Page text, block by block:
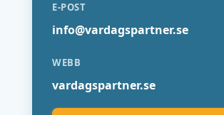
E-POST
info@vardagspartner.se
WEBB
vardagspartner.se